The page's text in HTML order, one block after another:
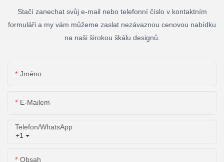
Stačí zanechat svůj e-mail nebo telefonní číslo v kontaktním
formuláři a my vám můžeme zaslat nezávaznou cenovou nabídku
na naši širokou škálu designů.
Jméno
E-Mailem
+1
Telefon/whatsApp
Obsah